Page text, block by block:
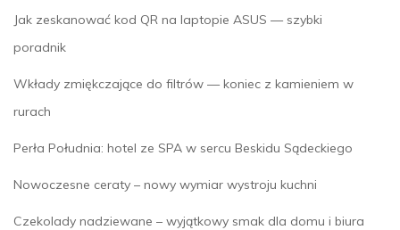
Jak zeskanować kod QR na laptopie ASUS — szybki
poradnik
Wkłady zmiękczające do filtrów — koniec z kamieniem w
rurach
Perła Południa: hotel ze SPA w sercu Beskidu Sądeckiego
Nowoczesne ceraty – nowy wymiar wystroju kuchni
Czekolady nadziewane – wyjątkowy smak dla domu i biura